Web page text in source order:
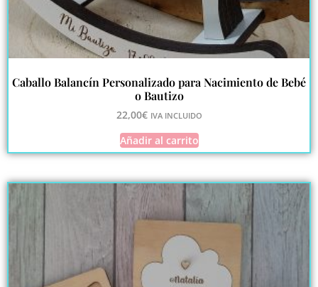
Caballo Balancín Personalizado para Nacimiento de Bebé
o Bautizo
22,00€ IVA INCLUIDO
Añadir al carrito